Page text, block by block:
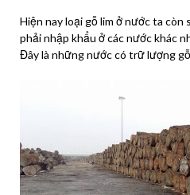
Hiện nay loại gỗ lim ở nước ta còn
phải nhập khẩu ở các nước khác
Đây là những nước có trữ lượng